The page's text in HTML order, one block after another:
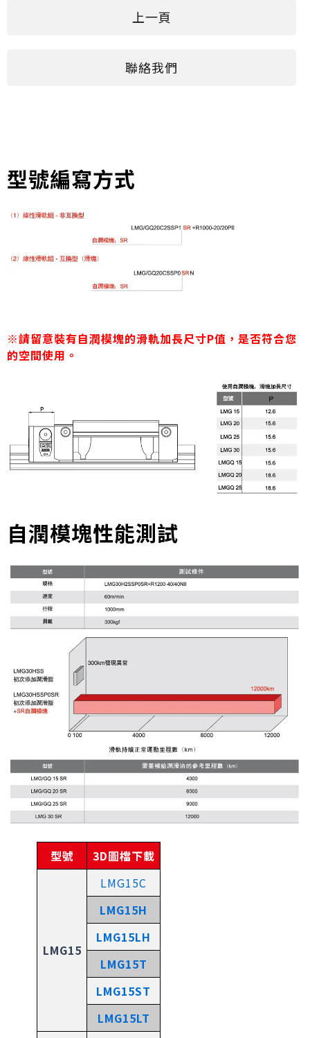
上一頁
聯絡我們
型號編寫方式
※請留意裝有自潤模塊的滑軌加長尺寸P值，是否符合您
的空間使用。
自潤模塊性能測試
型號 3D圖檔下載
LMG15
LMG15C
LMG15H
LMG15LH
LMG15T
LMG15ST
LMG15LT